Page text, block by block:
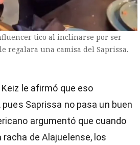
tico al inclinarse por ser
regalara una camisa del Saprissa.
le afirmó que eso
Saprissa no pasa un buen
argumentó que cuando
de Alajuelense, los